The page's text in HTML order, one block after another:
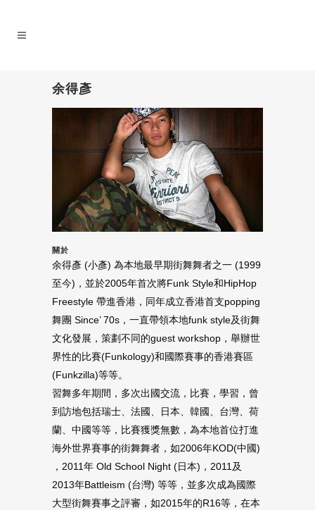
余得彥
關於
余得彥 (小彥) 為本地最早期街舞舞者之一 (1999
至今)，並於2005年首次將Funk Style和HipHop
Freestyle 帶進香港，同年成立香港首支popping
舞團 Since’ 70s，一直帶領本地funk style及街舞
文化發展，策劃不同的guest workshop，舉辦世
界性的比賽(Funkology)和國際賽事的香港賽區
(Funkzilla)等等。
習舞多年期間，多次出國交流，比賽，學習，曾
到訪地包括瑞士、法國、日本、韓國、台灣、荷
蘭、中國等等，比賽獲獎無數，為本地首位打進
海外世界賽事的街舞舞者，如2006年KOD(中國)
，2011年 Old School Night (日本)，2011及
2013年Battleism (台灣) 等等，並多次成為國際
大型街舞賽事之評審，如2015年的R16等，在本